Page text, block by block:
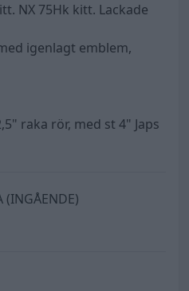
NX 75Hk kitt. Lackade
igenlagt emblem,
raka rör, med st 4" Japs
(INGÅENDE)